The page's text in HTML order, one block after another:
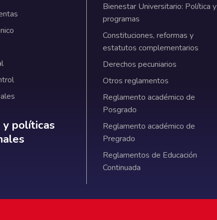
y políticas institucionales
políticas
Bienestar Universitario: Política y
programas
Constituciones, reformas y
estatutos complementarios
Derechos pecuniarios
Otros reglamentos
Reglamento académico de
Posgrado
Reglamento académico de
Pregrado
Reglamentos de Educación
Continuada